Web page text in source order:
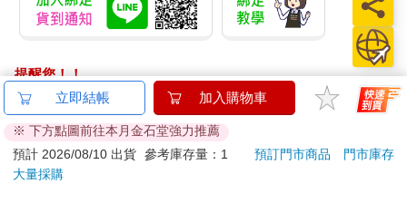
提醒您！！
金石堂及銀行均不會請您操作ATM! 如接獲電話要求您前往
ATM提款機，請不要聽從指示，以免受騙上當！
退換貨須知：
**提醒您，鑑賞期不等於試用期，退回商品須為全新狀態**
立即結帳 加入購物車
※ 下方點圖前往本月金石堂強力推薦
預計 2026/08/10 出貨 參考庫存量：1 預訂門市商品
門市庫存
大量採購